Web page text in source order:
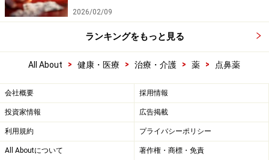
2026/02/09
ランキングをもっと見る
All About > 健康・医療 > 治療・介護 > 薬 > 点鼻薬
会社概要 採用情報
投資家情報 広告掲載
利用規約 プライバシーポリシー
All Aboutについて 著作権・商標・免責